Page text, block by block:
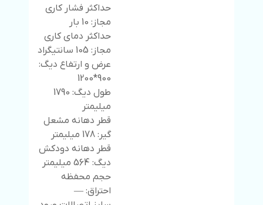
حداکثر فشار کاری
مجاز: 10 بار
حداکثر دمای کاری
مجاز: 105 سانتیگراد
عرض و ارتفاع دیگ:
900*1200
طول دیگ: 1790
میلیمتر
قطر دهانه مشعل
گیر: 178 میلیمتر
قطر دهانه دودکش
دیگ: 564 میلیمتر
حجم محفظه
احتراق: —